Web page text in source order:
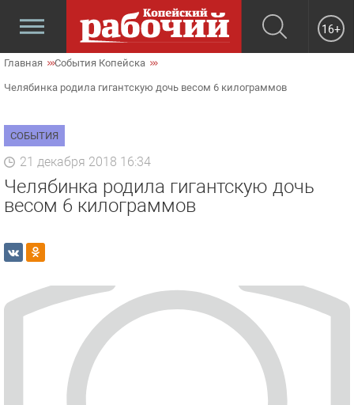
16+
Главная События Копейска
Челябинка родила гигантскую дочь весом 6 килограммов
СОБЫТИЯ
21 декабря 2018 16:34
Челябинка родила гигантскую дочь
весом 6 килограммов